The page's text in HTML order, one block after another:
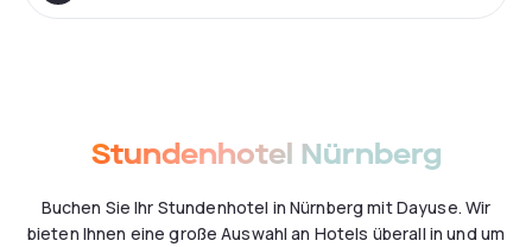
Stundenhotel Nürnberg
Buchen Sie Ihr Stundenhotel in Nürnberg mit Dayuse. Wir
bieten Ihnen eine große Auswahl an Hotels überall in und um